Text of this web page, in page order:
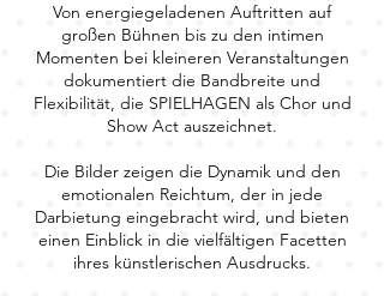
Von energiegeladenen Auftritten auf
großen Bühnen bis zu den intimen
Momenten bei kleineren Veranstaltungen
dokumentiert die Bandbreite und
Flexibilität, die SPIELHAGEN als Chor und
Show Act auszeichnet.
Die Bilder zeigen die Dynamik und den
emotionalen Reichtum, der in jede
Darbietung eingebracht wird, und bieten
einen Einblick in die vielfältigen Facetten
ihres künstlerischen Ausdrucks.